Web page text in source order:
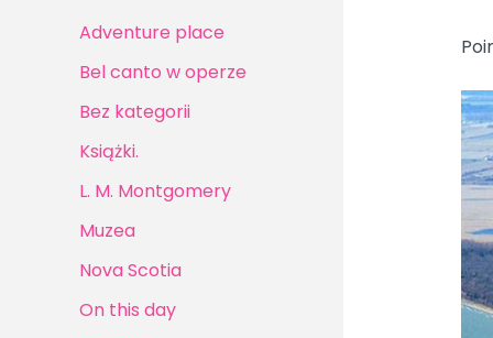
Adventure place
Bel canto w operze
Bez kategorii
Książki.
L. M. Montgomery
Muzea
Nova Scotia
On this day